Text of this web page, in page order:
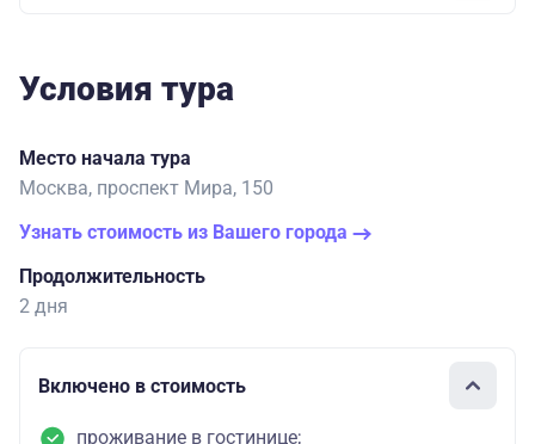
Условия тура
Место начала тура
Москва, проспект Мира, 150
Узнать стоимость из Вашего города
Продолжительность
2 дня
Включено в стоимость
проживание в гостинице;